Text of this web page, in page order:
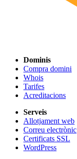
Dominis
Compra domini
Whois
Tarifes
Acreditacions
Serveis
Allotjament web
Correu electrònic
Certificats SSL
WordPress